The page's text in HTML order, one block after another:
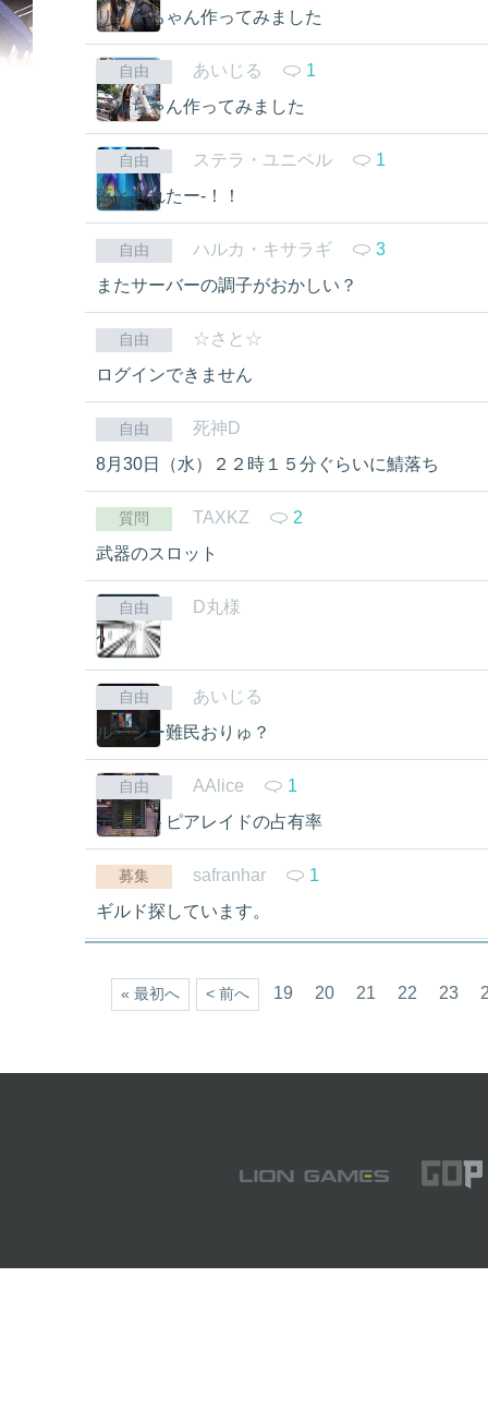
リリーちゃん作ってみました
自由 あいじる
1
ハルちゃん作ってみました
自由 ステラ・ユニペル
1
落とされたー-！！
自由 ハルカ・キサラギ
3
またサーバーの調子がおかしい？
自由
☆さと☆
ログインできません
自由
死神D
8月30日（水）２２時１５分ぐらいに鯖落ち
質問 TAXKZ
2
武器のスロット
自由
D丸様
?
自由
あいじる
ルーシー難民おりゅ？
自由 AAlice
1
ディストピアレイドの占有率
募集 safranhar
1
ギルド探しています。
« 最初へ < 前へ 19 20 21 22 23